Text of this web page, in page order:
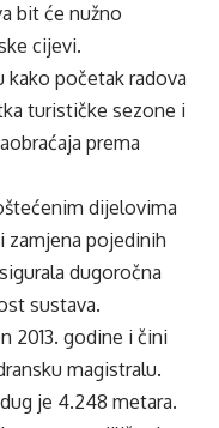
bit će nužno
cijevi.
početak radova
turističke sezone i
prema
dijelovima
zamjena pojedinih
dugoročna
sustava.
2013. godine i čini
magistralu.
je 4.248 metara.